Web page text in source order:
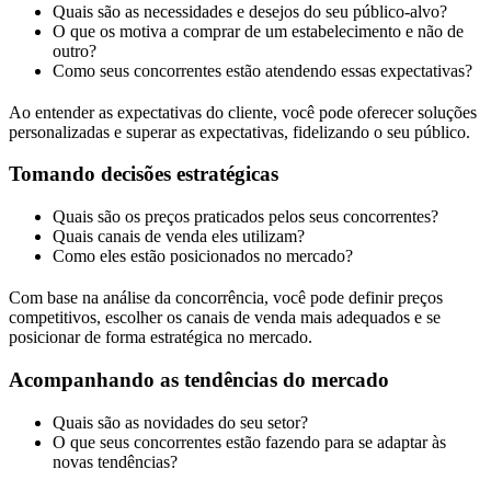
Quais são as necessidades e desejos do seu público-alvo?
O que os motiva a comprar de um estabelecimento e não de
outro?
Como seus concorrentes estão atendendo essas expectativas?
Ao entender as expectativas do cliente, você pode oferecer soluções
personalizadas e superar as expectativas, fidelizando o seu público.
Tomando decisões estratégicas
Quais são os preços praticados pelos seus concorrentes?
Quais canais de venda eles utilizam?
Como eles estão posicionados no mercado?
Com base na análise da concorrência, você pode definir preços
competitivos, escolher os canais de venda mais adequados e se
posicionar de forma estratégica no mercado.
Acompanhando as tendências do mercado
Quais são as novidades do seu setor?
O que seus concorrentes estão fazendo para se adaptar às
novas tendências?